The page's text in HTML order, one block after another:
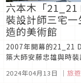
六本木「
裝設計師三宅
造的美術館
2007年開幕的21_21
築大師安藤忠雄與時
術館佔地1700平方米
SIGHT旨在成為發現
2024年04月13日 ｜ 旅遊